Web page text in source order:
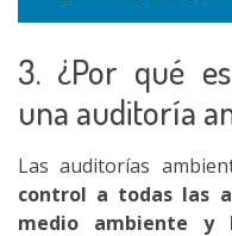
3. ¿Por qué
una auditoría
Las auditorías
control a todas las
medio ambiente y